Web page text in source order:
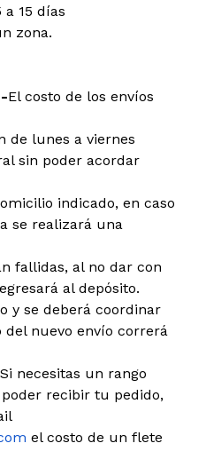
a 15 días
zona.
El costo de los envíos
de lunes a viernes
sin poder acordar
indicado, en caso
se realizará una
fallidas, al no dar con
al depósito.
y se deberá coordinar
del nuevo envío correrá
Si necesitas un rango
recibir tu pedido,
el costo de un flete